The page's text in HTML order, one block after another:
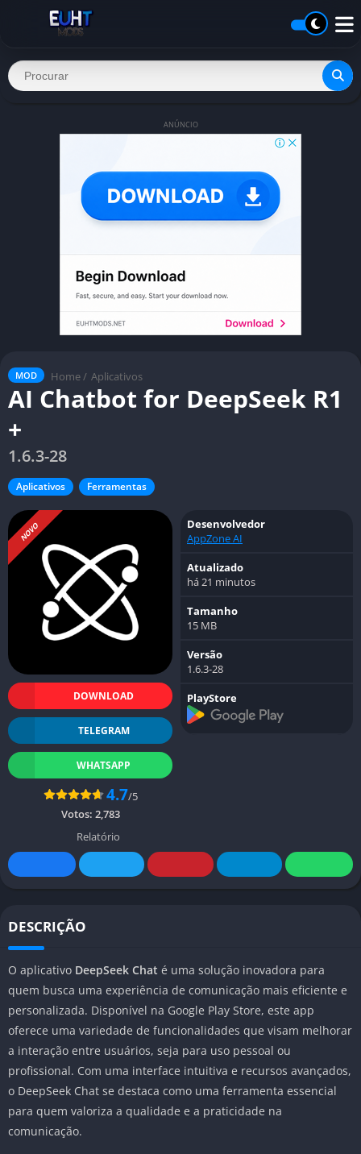
ANÚNCIO
MOD Home / Aplicativos
AI Chatbot for DeepSeek R1
+
1.6.3-28
Aplicativos Ferramentas
NOVO
DOWNLOAD
TELEGRAM
WHATSAPP
4.7/5
Votos: 2,783
Relatório
Desenvolvedor
AppZone AI
Atualizado
há 21 minutos
Tamanho
15 MB
Versão
1.6.3-28
PlayStore
DESCRIÇÃO
O aplicativo DeepSeek Chat é uma solução inovadora para
quem busca uma experiência de comunicação mais eficiente e
personalizada. Disponível na Google Play Store, este app
oferece uma variedade de funcionalidades que visam melhorar
a interação entre usuários, seja para uso pessoal ou
profissional. Com uma interface intuitiva e recursos avançados,
o DeepSeek Chat se destaca como uma ferramenta essencial
para quem valoriza a qualidade e a praticidade na
comunicação.